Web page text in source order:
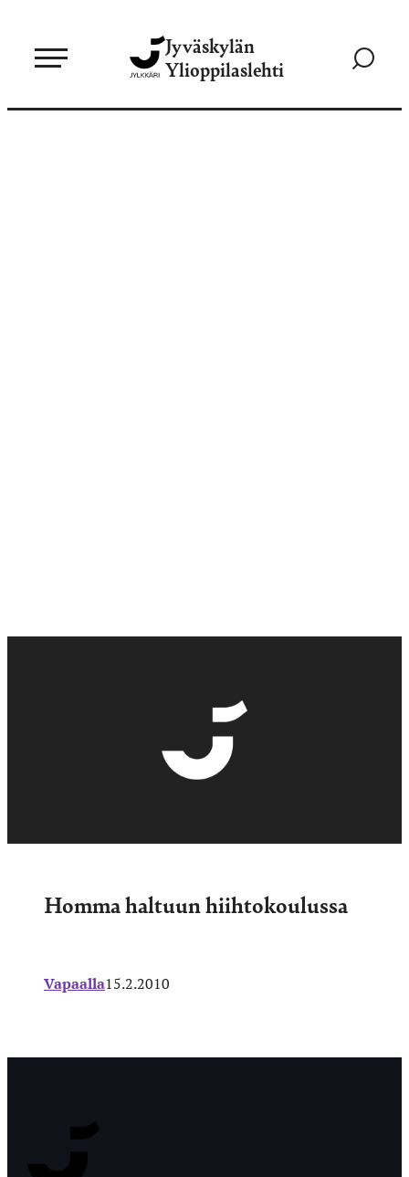
sisältöön
Jyväskylän
Ylioppilaslehti
Siirry
Homma haltuun hiihtokoulussa
Vapaalla15.2.2010